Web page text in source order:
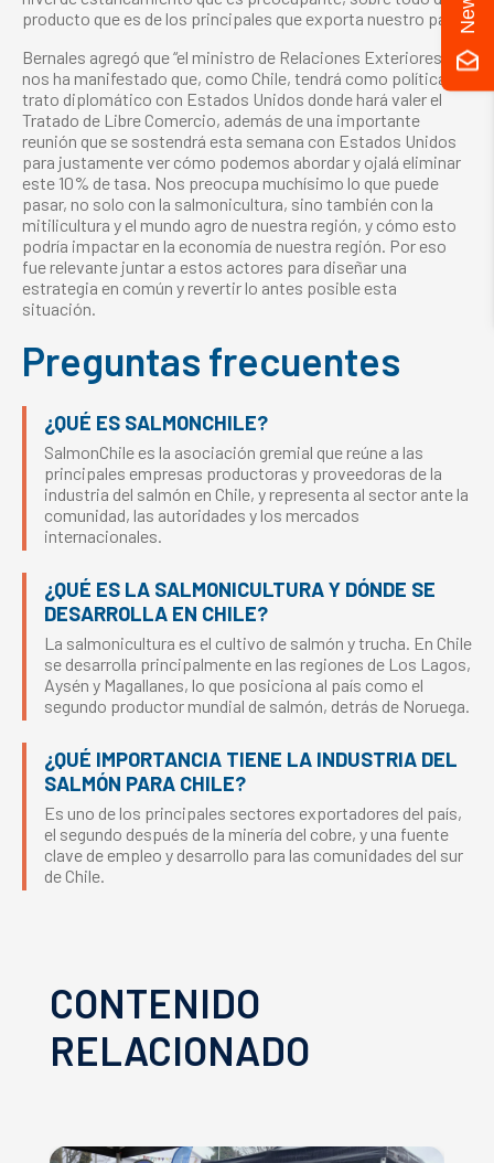
producto que es de los principales que exporta nuestro país”.
Bernales agregó que “el ministro de Relaciones Exteriores
nos ha manifestado que, como Chile, tendrá como política un
trato diplomático con Estados Unidos donde hará valer el
Tratado de Libre Comercio, además de una importante
reunión que se sostendrá esta semana con Estados Unidos
para justamente ver cómo podemos abordar y ojalá eliminar
este 10% de tasa. Nos preocupa muchísimo lo que puede
pasar, no solo con la salmonicultura, sino también con la
mitilicultura y el mundo agro de nuestra región, y cómo esto
podría impactar en la economía de nuestra región. Por eso
fue relevante juntar a estos actores para diseñar una
estrategia en común y revertir lo antes posible esta
situación.
Preguntas frecuentes
¿QUÉ ES SALMONCHILE?
SalmonChile es la asociación gremial que reúne a las
principales empresas productoras y proveedoras de la
industria del salmón en Chile, y representa al sector ante la
comunidad, las autoridades y los mercados
internacionales.
¿QUÉ ES LA SALMONICULTURA Y DÓNDE SE
DESARROLLA EN CHILE?
La salmonicultura es el cultivo de salmón y trucha. En Chile
se desarrolla principalmente en las regiones de Los Lagos,
Aysén y Magallanes, lo que posiciona al país como el
segundo productor mundial de salmón, detrás de Noruega.
¿QUÉ IMPORTANCIA TIENE LA INDUSTRIA DEL
SALMÓN PARA CHILE?
Es uno de los principales sectores exportadores del país,
el segundo después de la minería del cobre, y una fuente
clave de empleo y desarrollo para las comunidades del sur
de Chile.
CONTENIDO
RELACIONADO